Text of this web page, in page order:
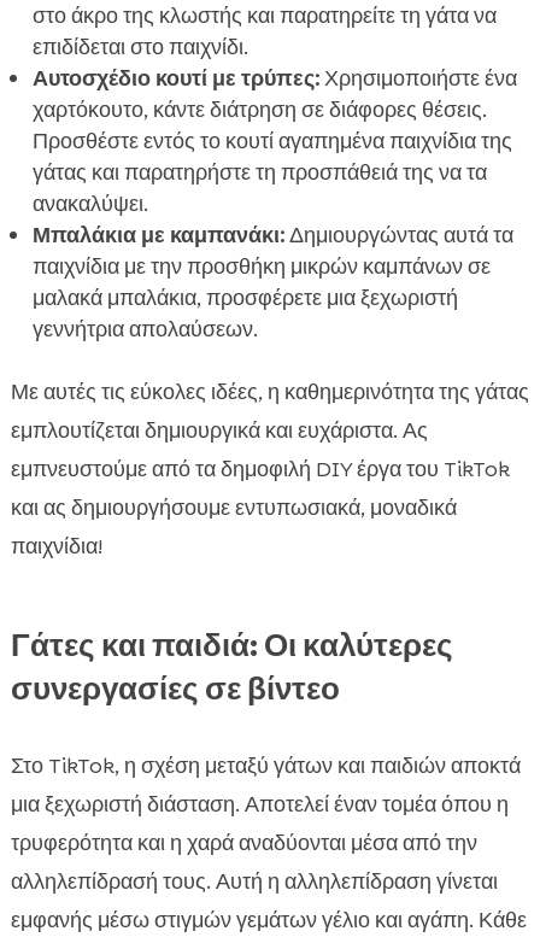
στο άκρο της κλωστής και παρατηρείτε τη γάτα να
επιδίδεται στο παιχνίδι.
Αυτοσχέδιο κουτί με τρύπες:Χρησιμοποιήστε ένα
χαρτόκουτο, κάντε διάτρηση σε διάφορες θέσεις.
Προσθέστε εντός το κουτί αγαπημένα παιχνίδια της
γάτας και παρατηρήστε τη προσπάθειά της να τα
ανακαλύψει.
Μπαλάκια με καμπανάκι:Δημιουργώντας αυτά τα
παιχνίδια με την προσθήκη μικρών καμπάνων σε
μαλακά μπαλάκια, προσφέρετε μια ξεχωριστή
γεννήτρια απολαύσεων.
Με αυτές τις εύκολες ιδέες, η καθημερινότητα της γάτας
εμπλουτίζεται δημιουργικά και ευχάριστα. Ας
εμπνευστούμε από τα δημοφιλή DIY έργα του TikTok
και ας δημιουργήσουμε εντυπωσιακά, μοναδικά
παιχνίδια!
Γάτες και παιδιά: Οι καλύτερες
συνεργασίες σε βίντεο
Στο TikTok, η σχέση μεταξύ γάτων και παιδιών αποκτά
μια ξεχωριστή διάσταση. Αποτελεί έναν τομέα όπου η
τρυφερότητα και η χαρά αναδύονται μέσα από την
αλληλεπίδρασή τους. Αυτή η αλληλεπίδραση γίνεται
εμφανής μέσω στιγμών γεμάτων γέλιο και αγάπη. Κάθε